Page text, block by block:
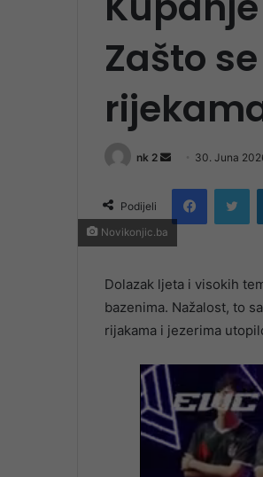
Zašto
nk 2
Send
email
30. Juna
Podijeli
Facebook
Novikonjic.ba
Dolazak ljeta i visokih
bazenima. Nažalost, to
rijakama i jezerima